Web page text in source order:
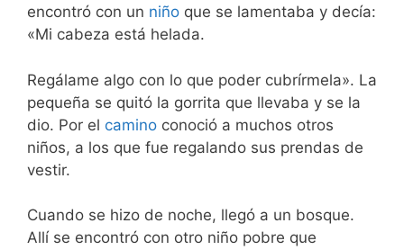
encontró con un niño que se lamentaba y decía:
«Mi cabeza está helada.
Regálame algo con lo que poder cubrírmela». La
pequeña se quitó la gorrita que llevaba y se la
dio. Por el camino conoció a muchos otros
niños, a los que fue regalando sus prendas de
vestir.
Cuando se hizo de noche, llegó a un bosque.
Allí se encontró con otro niño pobre que